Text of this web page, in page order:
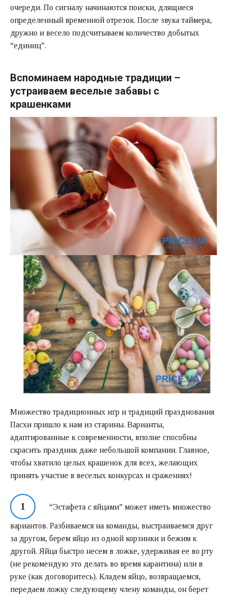
очереди. По сигналу начинаются поиски, длящиеся
определенный временной отрезок. После звука таймера,
дружно и весело подсчитываем количество добытых
“единиц”.
Вспоминаем народные традиции –
устраиваем веселые забавы с
крашенками
Множество традиционных игр и традиций празднования
Пасхи пришло к нам из старины. Варианты,
адаптированные к современности, вполне способны
скрасить праздник даже небольшой компании. Главное,
чтобы хватило целых крашенок для всех, желающих
принять участие в веселых конкурсах и сражениях!
“Эстафета с яйцами” может иметь множество
вариантов. Разбиваемся на команды, выстраиваемся друг
за другом, берем яйцо из одной корзинки и бежим к
другой. Яйца быстро несем в ложке, удерживая ее во рту
(не рекомендую это делать во время карантина) или в
руке (как договоритесь). Кладем яйцо, возвращаемся,
передаем ложку следующему члену команды, он берет